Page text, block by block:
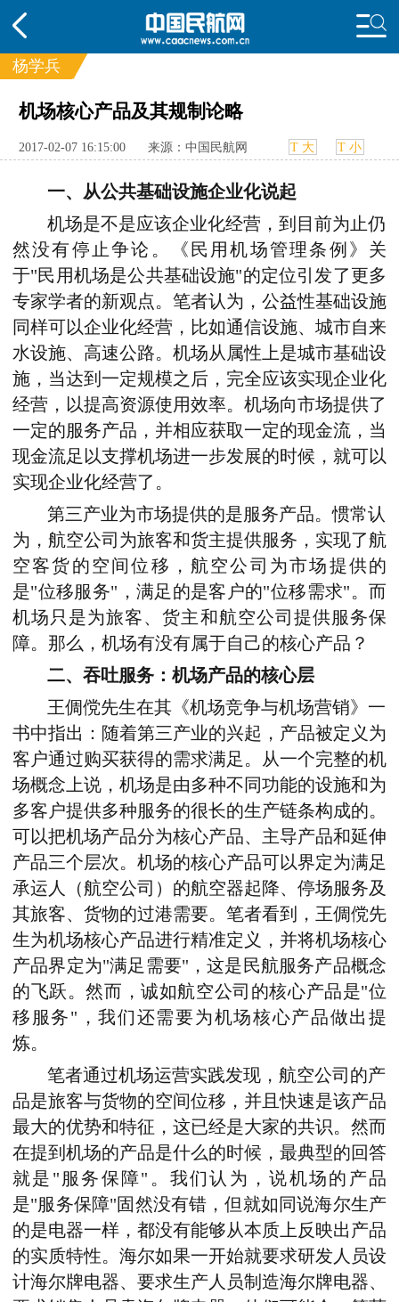
频道
头条 要闻 国内 国际
行业
直播 航图 智库
投诉
杨学兵
机场核心产品及其规制论略
2017-02-07 16:15:00 来源：中国民航网 T 大 T 小
一、从公共基础设施企业化说起
机场是不是应该企业化经营，到目前为止仍
然没有停止争论。《民用机场管理条例》关
于"民用机场是公共基础设施"的定位引发了更多
专家学者的新观点。笔者认为，公益性基础设施
同样可以企业化经营，比如通信设施、城市自来
水设施、高速公路。机场从属性上是城市基础设
施，当达到一定规模之后，完全应该实现企业化
经营，以提高资源使用效率。机场向市场提供了
一定的服务产品，并相应获取一定的现金流，当
现金流足以支撑机场进一步发展的时候，就可以
实现企业化经营了。
第三产业为市场提供的是服务产品。惯常认
为，航空公司为旅客和货主提供服务，实现了航
空客货的空间位移，航空公司为市场提供的
是"位移服务"，满足的是客户的"位移需求"。而
机场只是为旅客、货主和航空公司提供服务保
障。那么，机场有没有属于自己的核心产品？
二、吞吐服务：机场产品的核心层
王倜傥先生在其《机场竞争与机场营销》一
书中指出：随着第三产业的兴起，产品被定义为
客户通过购买获得的需求满足。从一个完整的机
场概念上说，机场是由多种不同功能的设施和为
多客户提供多种服务的很长的生产链条构成的。
可以把机场产品分为核心产品、主导产品和延伸
产品三个层次。机场的核心产品可以界定为满足
承运人（航空公司）的航空器起降、停场服务及
其旅客、货物的过港需要。笔者看到，王倜傥先
生为机场核心产品进行精准定义，并将机场核心
产品界定为"满足需要"，这是民航服务产品概念
的飞跃。然而，诚如航空公司的核心产品是"位
移服务"，我们还需要为机场核心产品做出提
炼。
笔者通过机场运营实践发现，航空公司的产
品是旅客与货物的空间位移，并且快速是该产品
最大的优势和特征，这已经是大家的共识。然而
在提到机场的产品是什么的时候，最典型的回答
就是"服务保障"。我们认为，说机场的产品
是"服务保障"固然没有错，但就如同说海尔生产
的是电器一样，都没有能够从本质上反映出产品
的实质特性。海尔如果一开始就要求研发人员设
计海尔牌电器、要求生产人员制造海尔牌电器、